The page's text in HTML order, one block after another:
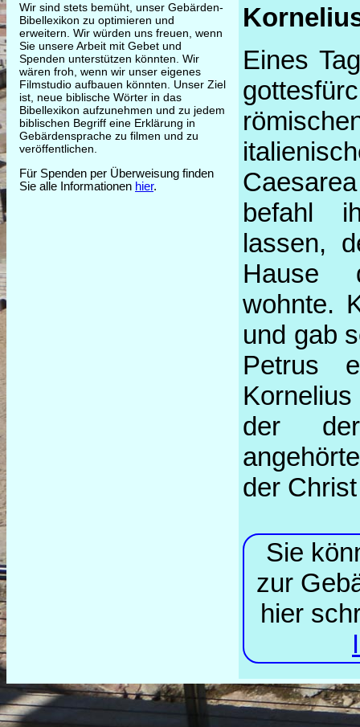
Wir sind stets bemüht, unser Gebärden-
Bibellexikon zu optimieren und
erweitern. Wir würden uns freuen, wenn
Sie unsere Arbeit mit Gebet und
Spenden unterstützen könnten. Wir
wären froh, wenn wir unser eigenes
Filmstudio aufbauen könnten. Unser Ziel
ist, neue biblische Wörter in das
Bibellexikon aufzunehmen und zu jedem
biblischen Begriff eine Erklärung in
Gebärdensprache zu filmen und zu
veröffentlichen.
Für Spenden per Überweisung finden
Sie alle Informationen hier.
Eines
befahl
lassen,
Hause
wohnte.
und gab
Petrus
der
der
Sie
zur
hier